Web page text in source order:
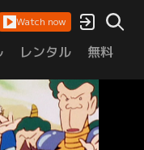
Watch now
レンタル 無料